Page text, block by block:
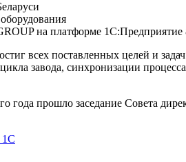
на платформе 1С:Предприятие
всех поставленных целей и
завода, синхронизации
года прошло заседание Совета
1С